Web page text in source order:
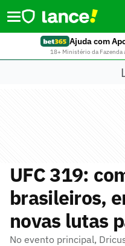
Ajuda com
18+ Ministério da
UFC 319:
brasileiros,
novas lutas
No evento principal,